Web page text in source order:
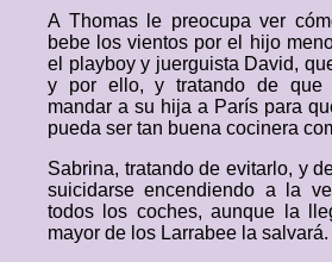
A Thomas le preocupa ver
bebe los vientos por el hijo
el playboy y juerguista David,
y por ello, y tratando de que
mandar a su hija a París para
pueda ser tan buena cocinera
Sabrina, tratando de evitarlo, y
suicidarse encendiendo a la
todos los coches, aunque la
mayor de los Larrabee la salvará.